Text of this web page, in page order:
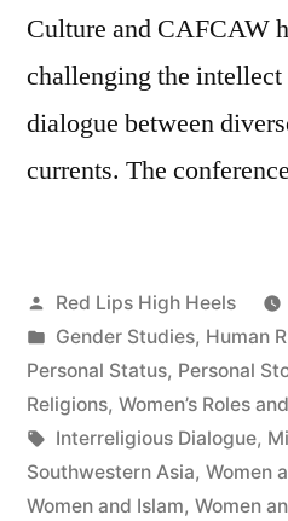
Culture and CAFCAW
challenging the
dialogue between
currents. The
Posted
by
Red Lips High Heels
Posted
in
Gender Studies, Human
Personal Status, Personal
Religions, Women’s Roles
Tags:
Interreligious Dialogue,
Southwestern Asia, Women
Women and Islam, Women